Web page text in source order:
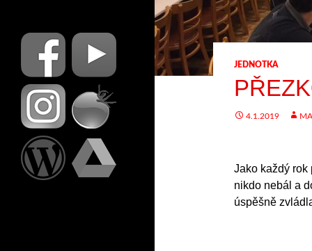
JEDNOTKA
4.1.2019
Jako každý rok
nikdo nebál a
úspěšně